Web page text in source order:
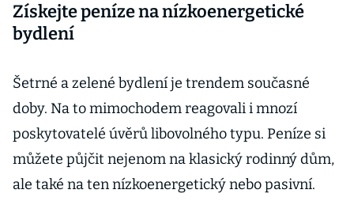
Získejte peníze na nízkoenergetické
bydlení
Šetrné a zelené bydlení je trendem současné
doby. Na to mimochodem reagovali i mnozí
poskytovatelé úvěrů libovolného typu. Peníze si
můžete půjčit nejenom na klasický rodinný dům,
ale také na ten nízkoenergetický nebo pasivní.